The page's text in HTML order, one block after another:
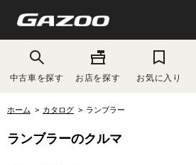
中古車を探す お店を探す お気に入り
ホーム カタログ ランブラー
ランブラーのクルマ